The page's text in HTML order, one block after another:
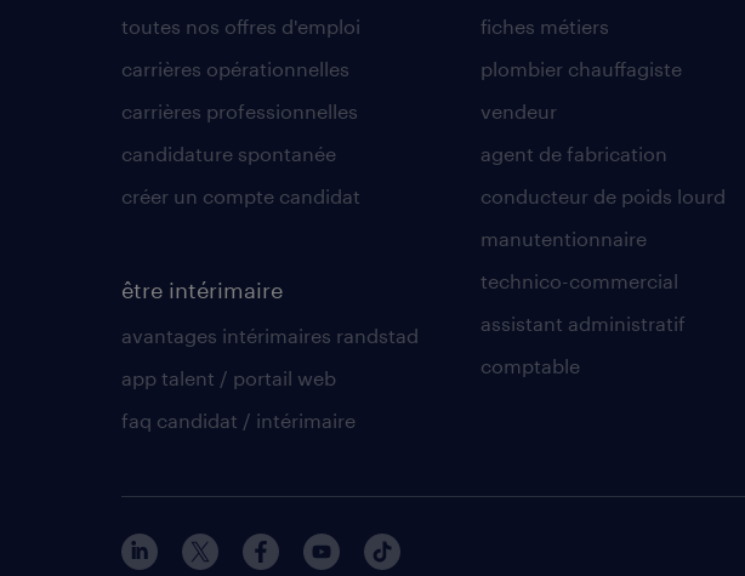
toutes nos offres d'emploi
carrières opérationnelles
carrières professionnelles
candidature spontanée
créer un compte candidat
être intérimaire
avantages intérimaires randstad
app talent / portail web
faq candidat / intérimaire
fiches métiers
plombier chauffagiste
vendeur
agent de fabrication
conducteur de poids lourd
manutentionnaire
technico-commercial
assistant administratif
comptable